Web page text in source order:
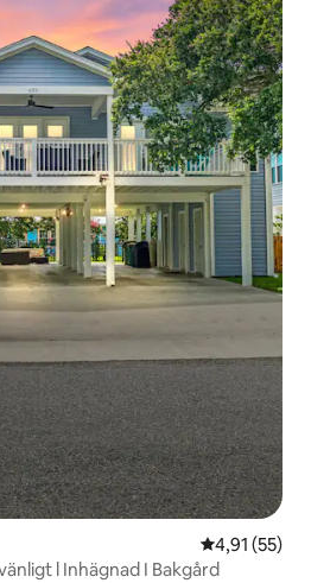
4,91 av 5 i
4,91 (55)
l Inhägnad I Bakgård